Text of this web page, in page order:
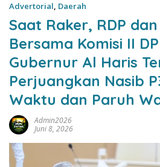
Advertorial, Daerah
Saat Raker, RDP dan
Bersama Komisi II
Gubernur Al Haris
Perjuangkan Nasib
Waktu dan Paruh
Admin2026
Juni 8, 2026